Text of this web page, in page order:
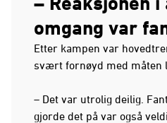
omgang var
Etter kampen var
svært fornøyd med måten
– Det var utrolig deilig.
gjorde det på var også